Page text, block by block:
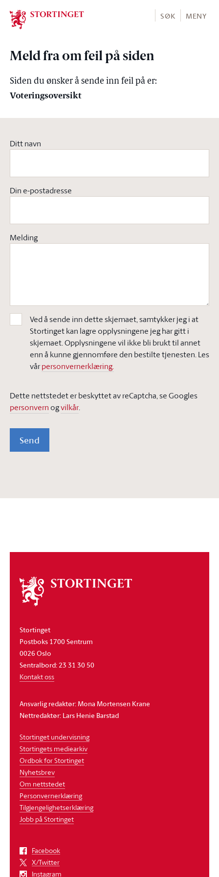
Stortinget.no
SØK MENY
Meld fra om feil på siden
Siden du ønsker å sende inn feil på er:
Voteringsoversikt
Ditt navn
Din e-postadresse
Melding
Ved å sende inn dette skjemaet, samtykker jeg i at
Stortinget kan lagre opplysningene jeg har gitt i
skjemaet. Opplysningene vil ikke bli brukt til annet
enn å kunne gjennomføre den bestilte tjenesten. Les
vårpersonvernerklæring.
Dette nettstedet er beskyttet av reCaptcha, se Googles
personvern ogvilkår.
Send
Om
stortinget
Stortinget
Postboks 1700 Sentrum
0026 Oslo
Sentralbord: 23 31 30 50
Kontakt oss
Ansvarlig redaktør: Mona Mortensen Krane
Nettredaktør: Lars Henie Barstad
Stortinget undervisning
Stortingets mediearkiv
Ordbok for Stortinget
Nyhetsbrev
Om nettstedet
Personvernerklæring
Tilgjengelighetserklæring
Jobb på Stortinget
Facebook
X/Twitter
Instagram